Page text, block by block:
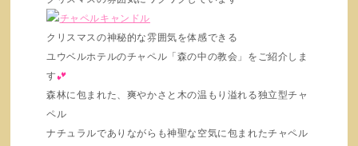
クリスマスの神秘的な雰囲気を体感できる
ユウベルホテルのチャペル「森の中の教会」をご紹介しま
す
森林に包まれた、爽やかさと木の温もり溢れる独立型チャ
ペル
ナチュラルでありながらも神聖な空気に包まれたチャペル